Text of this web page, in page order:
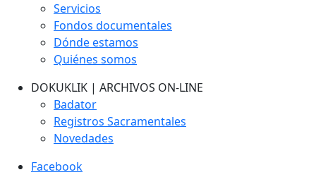
Servicios
Fondos documentales
Dónde estamos
Quiénes somos
DOKUKLIK | ARCHIVOS ON-LINE
Badator
Registros Sacramentales
Novedades
Facebook